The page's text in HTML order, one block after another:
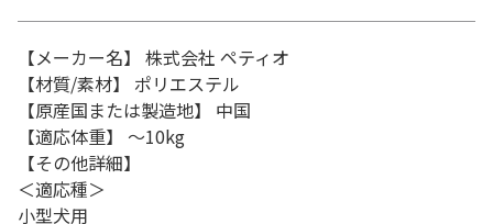
【メーカー名】 株式会社 ペティオ
【材質/素材】 ポリエステル
【原産国または製造地】 中国
【適応体重】 ～10kg
【その他詳細】
＜適応種＞
小型犬用